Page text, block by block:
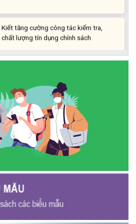
Kiết tăng cường công tác kiểm tra,
lượng tín dụng chính sách
Ngân hàng Chính sách xã hội giúp
thoát nghèo
ĐỐI VỚI CHƯƠNG TRÌNH TÍN DỤNG